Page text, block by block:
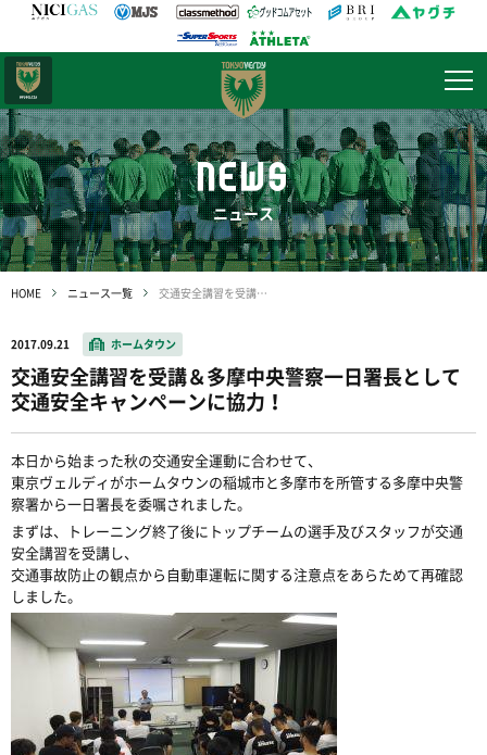
NEWS
ニュース
HOME ニュース一覧 交通安全講習を受講＆多摩中央警察一日署長として交通安全キャンペーンに協力！
2017.09.21 ホームタウン
交通安全講習を受講＆多摩中央警察一日署長として
交通安全キャンペーンに協力！
本日から始まった秋の交通安全運動に合わせて、
東京ヴェルディがホームタウンの稲城市と多摩市を所管する多摩中央警
察署から一日署長を委嘱されました。
まずは、トレーニング終了後にトップチームの選手及びスタッフが交通
安全講習を受講し、
交通事故防止の観点から自動車運転に関する注意点をあらためて再確認
しました。